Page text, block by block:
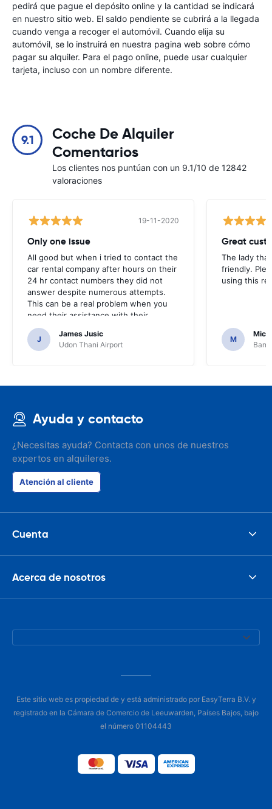
pedirá que pague el depósito online y la cantidad se indicará
en nuestro sitio web. El saldo pendiente se cubrirá a la llegada
cuando venga a recoger el automóvil. Cuando elija su
automóvil, se lo instruirá en nuestra pagina web sobre cómo
pagar su alquiler. Para el pago online, puede usar cualquier
tarjeta, incluso con un nombre diferente.
9.1
Coche De Alquiler
Comentarios
Los clientes nos puntúan con un 9.1/10 de 12842
valoraciones
19-11-2020
Only one issue
All good but when i tried to contact the
car rental company after hours on their
24 hr contact numbers they did not
answer despite numerous attempts.
This can be a real problem when you
need their assistance with their
services or car.
J
James Jusic
Udon Thani Airport
Great
The lady
friendly.
using this
M
Ayuda y contacto
¿Necesitas ayuda? Contacta con unos de nuestros
expertos en alquileres.
Atención al cliente
Cuenta
Acerca de nosotros
Este sitio web es propiedad de y está administrado por EasyTerra B.V. y
registrado en la Cámara de Comercio de Leeuwarden, Países Bajos, bajo
el número 01104443